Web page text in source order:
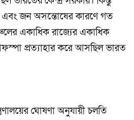
এবং জন অসন্তোষের কারণে গত
একাধিক রাজ্যের একাধিক
প্রত্যাহার করে আসছিল ভারত
ঘোষণা অনুযায়ী চলতি